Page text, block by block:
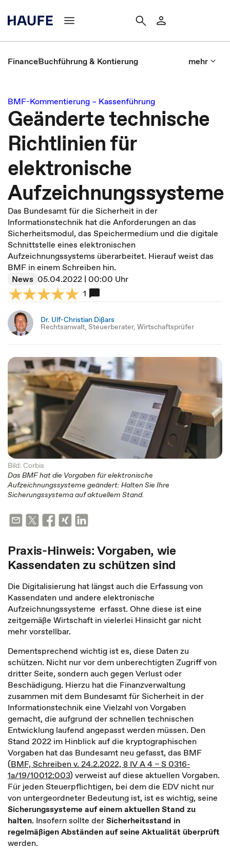
FinanceBuchführung & Kontierung mehr
BMF-Kommentierung – Kassenführung
Geänderte technische
Richtlinien für
elektronische
Aufzeichnungssysteme
Das Bundesamt für die Sicherheit in der
Informationstechnik hat die Anforderungen an das
Sicherheitsmodul, das Speichermedium und die digitale
Schnittstelle eines elektronischen
Aufzeichnungssystems überarbeitet. Hierauf weist das
BMF in einem Schreiben hin.
News 05.04.2022 | 00:00 Uhr
1
Dr. Ulf-Christian Dißars
Rechtsanwalt, Steuerberater, Wirtschaftsprüfer
Bild: Corbis
Das BMF hat die Vorgaben für elektronische
Aufzeichnungssysteme geändert: Halten Sie Ihre
Sicherungssystema auf aktuellem Stand.
Praxis-Hinweis: Vorgaben, wie
Kassendaten zu schützen sind
Die Digitalisierung hat längst auch die Erfassung von
Kassendaten und andere elektronische
Aufzeichnungssysteme erfasst. Ohne diese ist eine
zeitgemäße Wirtschaft in vielerlei Hinsicht gar nicht
mehr vorstellbar.
Dementsprechend wichtig ist es, diese Daten zu
schützen. Nicht nur vor dem unberechtigten Zugriff von
dritter Seite, sondern auch gegen Verlust oder
Beschädigung. Hierzu hat die Finanzverwaltung
zusammen mit dem Bundesamt für Sicherheit in der
Informationstechnik eine Vielzahl von Vorgaben
gemacht, die aufgrund der schnellen technischen
Entwicklung laufend angepasst werden müssen. Den
Stand 2022 im Hinblick auf die kryptographischen
Vorgaben hat das Bundesamt neu gefasst, das BMF
(BMF, Schreiben v. 24.2.2022, 8 IV A 4 – S 0316-
1a/19/10012:003) verweist auf diese aktuellen Vorgaben.
Für jeden Steuerpflichtigen, bei dem die EDV nicht nur
von untergeordneter Bedeutung ist, ist es wichtig, seine
Sicherungssysteme auf einem aktuellen Stand zu
halten. Insofern sollte derSicherheitsstand in
regelmäßigen Abständen auf seine Aktualität überprüft
werden.